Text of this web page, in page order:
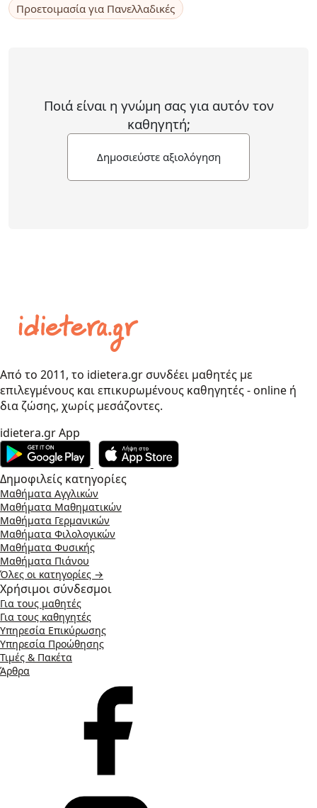
Προετοιμασία για Πανελλαδικές
Ποιά είναι η γνώμη σας για αυτόν τον
καθηγητή;
Δημοσιεύστε αξιολόγηση
Από το 2011, το idietera.gr συνδέει μαθητές με
επιλεγμένους και επικυρωμένους καθηγητές - online ή
δια ζώσης, χωρίς μεσάζοντες.
idietera.gr App
Δημοφιλείς κατηγορίες
Μαθήματα Αγγλικών
Μαθήματα Μαθηματικών
Μαθήματα Γερμανικών
Μαθήματα Φιλολογικών
Μαθήματα Φυσικής
Μαθήματα Πιάνου
Όλες οι κατηγορίες →
Χρήσιμοι σύνδεσμοι
Για τους μαθητές
Για τους καθηγητές
Υπηρεσία Επικύρωσης
Υπηρεσία Προώθησης
Τιμές & Πακέτα
Άρθρα